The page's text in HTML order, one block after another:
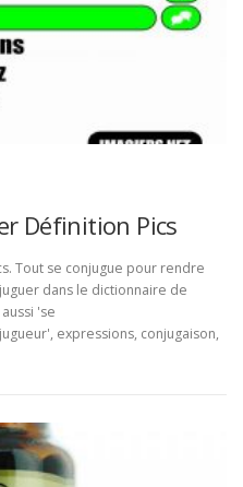
Définition Pics
Tout se conjugue pour rendre
dans le dictionnaire de
'se
expressions, conjugaison,